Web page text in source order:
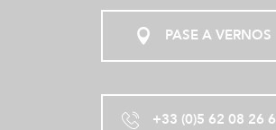
PASE A VERNOS
+33 (0)5 62 08 26